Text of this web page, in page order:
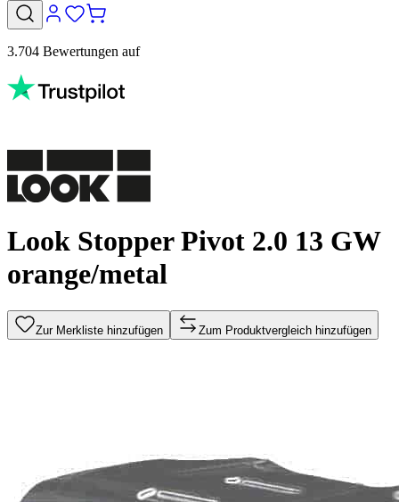
3.704 Bewertungen auf
Look Stopper Pivot 2.0 13 GW
orange/metal
Zur Merkliste hinzufügen Zum Produktvergleich hinzufügen